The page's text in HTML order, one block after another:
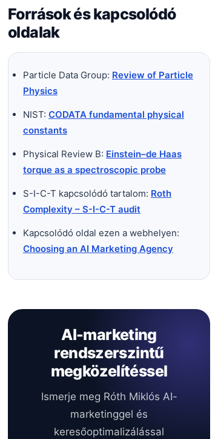
Források és kapcsolódó
oldalak
Particle Data Group: Review of Particle
Physics
NIST: CODATA fundamental physical
constants
Physical Review B: Einstein–de Haas
torque as a spectroscopic probe
S-I-C-T kapcsolódó tartalom: Roth
Complexity – S-I-C-T audit
Kapcsolódó oldal ezen a webhelyen:
Choosing an AI Marketing Agency
AI-marketing
rendszerszintű
megközelítéssel
Ismerje meg Róth Miklós AI-
marketinggel és
keresőoptimalizálással